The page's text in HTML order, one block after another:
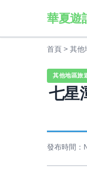
華夏遊
首頁 > 其他
其他地區旅
七星
發布時間：